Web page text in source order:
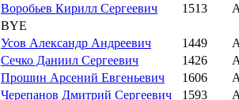
Воробьев Кирилл Сергеевич 1513
BYE
Усов Александр Андреевич 1449
Сечко Даниил Сергеевич 1426
Прошин Арсений Евгеньевич 1606
Черепанов Дмитрий Сергеевич 1593